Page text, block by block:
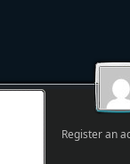
Register an